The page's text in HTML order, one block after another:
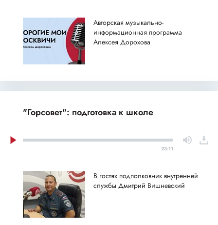
Авторская музыкально-
информационная программа
Алексея Дорохова
"Горсовет": подготовка к школе
23:11
В гостях подполковник внутренней
службы Дмитрий Вишневский